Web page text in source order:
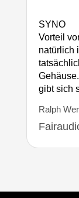
SYNO
Vorteil
natürlich
gibt sich
Ralph